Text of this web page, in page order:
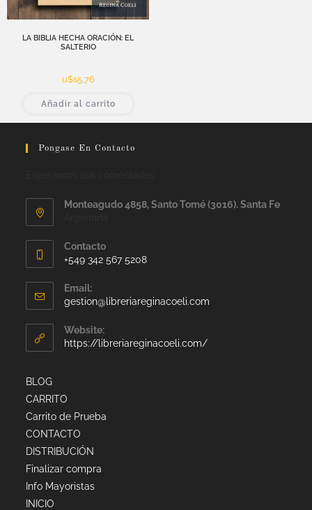
LA BIBLIA HECHA ORACIÓN: EL
SALTERIO
u$s5,76
Añadir al carrito
Pongase En Contacto
Monteagudo 4858, Santo Tomé (3016). Santa Fe
Contacto
+549 342 567 5208
Email:
gestion@libreriareginacoeli.com
Website:
https://libreriareginacoeli.com/
BLOG
CARRITO
Carrito de Prueba
CONTACTO
DISTRIBUCIÓN
Finalizar compra
Info Mayoristas
INICIO